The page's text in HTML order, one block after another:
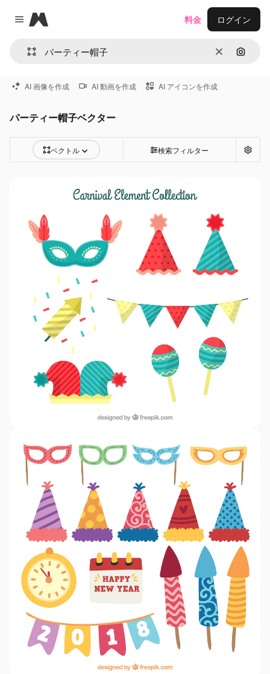
Close menu
Magnific
消去 画像で
料金 ログイン
AI 画像を作成 AI 動画を作成 AI アイコンを作成
パーティー帽子ベクター
ベクトル 検索フィルター